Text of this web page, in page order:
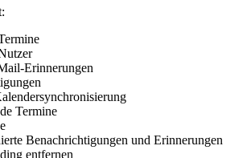
Erinnerungen
Termine
Benachrichtigungen und Erinnerungen
entfernen